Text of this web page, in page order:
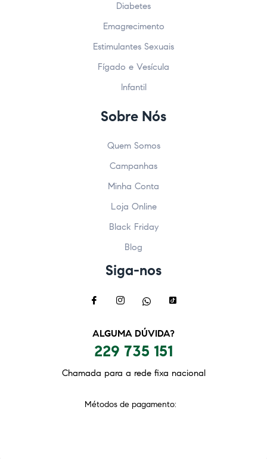
Diabetes
Emagrecimento
Estimulantes Sexuais
Fígado e Vesícula
Infantil
Sobre Nós
Quem Somos
Campanhas
Minha Conta
Loja Online
Black Friday
Blog
Siga-nos
ALGUMA DÚVIDA?
229 735 151
Chamada para a rede fixa nacional
Métodos de pagamento: